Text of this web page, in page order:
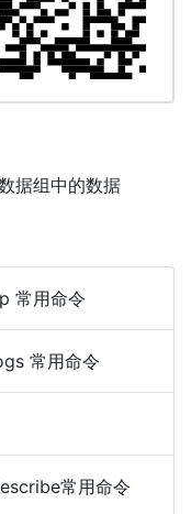
据组中的数据
常用命令
常用命令
常用命令